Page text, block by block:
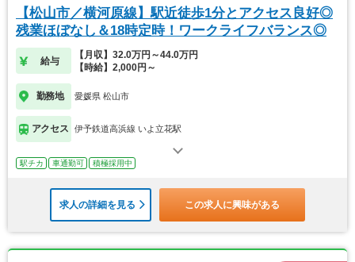
【松山市／横河原線】駅近徒歩1分とアクセス良好◎
残業ほぼなし＆18時定時！ワークライフバランス◎
給与
【月収】32.0万円～44.0万円
【時給】2,000円～
勤務地 愛媛県 松山市
アクセス 伊予鉄道高浜線 いよ立花駅
駅チカ 車通勤可 積極採用中
求人の詳細を見る この求人に興味がある